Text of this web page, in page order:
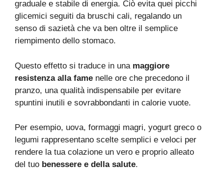
graduale e stabile di energia. Ciò evita quei picchi
glicemici seguiti da bruschi cali, regalando un
senso di sazietà che va ben oltre il semplice
riempimento dello stomaco.
Questo effetto si traduce in una maggiore
resistenza alla fame nelle ore che precedono il
pranzo, una qualità indispensabile per evitare
spuntini inutili e sovrabbondanti in calorie vuote.
Per esempio, uova, formaggi magri, yogurt greco o
legumi rappresentano scelte semplici e veloci per
rendere la tua colazione un vero e proprio alleato
del tuo benessere e della salute.